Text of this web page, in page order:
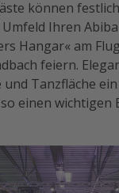
können
Ihren
Hangar« am
feiern.
Tanzfläche
einen wichtigen